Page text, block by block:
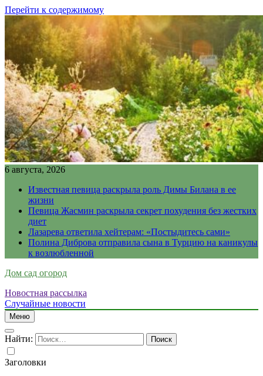
Перейти к содержимому
6 августа, 2026
Известная певица раскрыла роль Димы Билана в ее
жизни
Певица Жасмин раскрыла секрет похудения без жестких
диет
Лазарева ответила хейтерам: «Постыдитесь сами»
Полина Диброва отправила сына в Турцию на каникулы
к возлюбленной
Дом сад огород
Новостная рассылка
Случайные новости
Меню
Найти:
Заголовки